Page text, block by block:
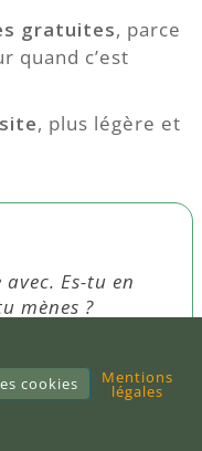
gratuites, parce
quand c’est
, plus légère et
Es-tu en
mènes ?
cookies Mentions
légales